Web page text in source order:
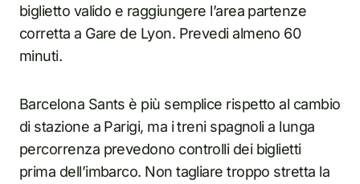
biglietto valido e raggiungere l’area partenze
corretta a Gare de Lyon. Prevedi almeno 60
minuti.
Barcelona Sants è più semplice rispetto al cambio
di stazione a Parigi, ma i treni spagnoli a lunga
percorrenza prevedono controlli dei biglietti
prima dell’imbarco. Non tagliare troppo stretta la